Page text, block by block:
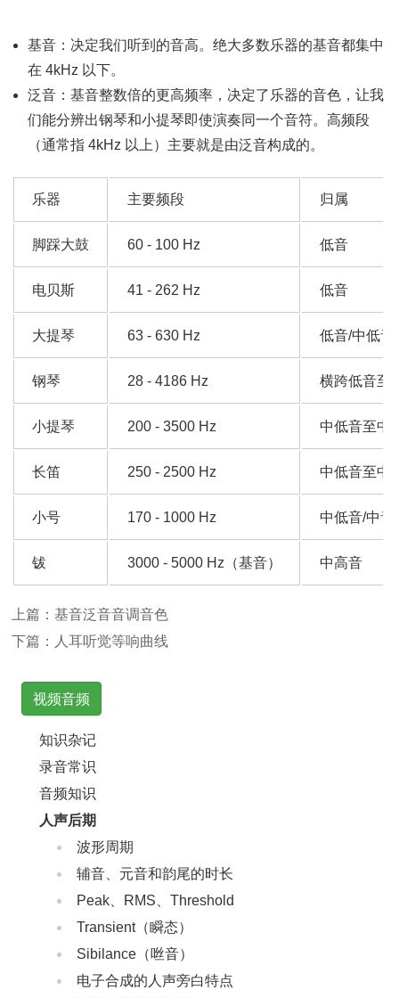
基音：决定我们听到的音高。绝大多数乐器的基音都集中
在 4kHz 以下。
泛音：基音整数倍的更高频率，决定了乐器的音色，让我
们能分辨出钢琴和小提琴即使演奏同一个音符。高频段
（通常指 4kHz 以上）主要就是由泛音构成的。
乐器 主要频段 归属
脚踩大鼓 60 - 100 Hz 低音
电贝斯 41 - 262 Hz 低音
大提琴 63 - 630 Hz 低音/中低音
钢琴 28 - 4186 Hz 横跨低音至
小提琴 200 - 3500 Hz 中低音至中
长笛 250 - 2500 Hz 中低音至中
小号 170 - 1000 Hz 中低音/中音
钹 3000 - 5000 Hz（基音） 中高音
上篇：基音泛音音调音色
下篇：
人耳听觉等响曲线
视频音频
知识杂记
录音常识
音频知识
人声后期
波形周期
辅音、元音和韵尾的时长
Peak、RMS、Threshold
Transient（瞬态）
Sibilance（咝音）
电子合成的人声旁白特点